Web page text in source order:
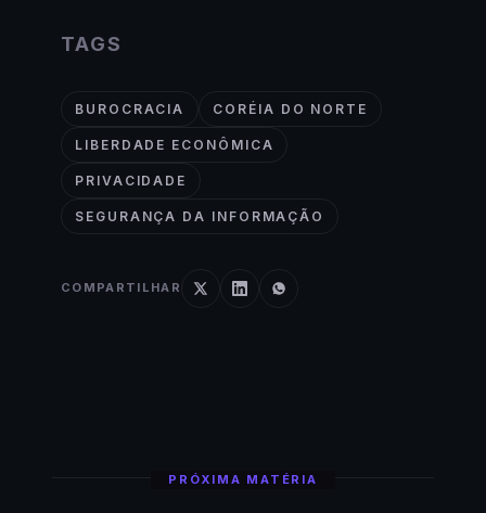
TAGS
BUROCRACIA CORÉIA DO NORTE
LIBERDADE ECONÔMICA
PRIVACIDADE
SEGURANÇA DA INFORMAÇÃO
COMPARTILHAR
PRÓXIMA MATÉRIA